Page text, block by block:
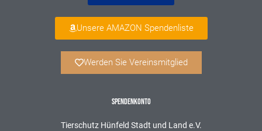
Unsere AMAZON Spendenliste
Werden Sie Vereinsmitglied
SPENDENKONTO
Tierschutz Hünfeld Stadt und Land e.V.